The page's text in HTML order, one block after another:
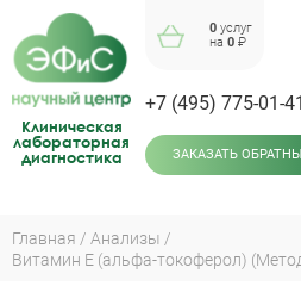
navigation
Клиническая
лабораторная
диагностика
0 услуг
на0 ₽
+7 (495) 775-01-41
ЗАКАЗАТЬ
Вы
Главная
Анализы
Витамин Е (альфа-токоферол)